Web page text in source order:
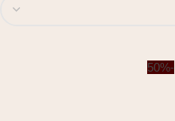
-50%